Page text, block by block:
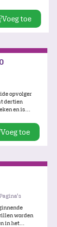
ook te
Voeg toe
opvolger
dertien
en is
online
Voeg toe
worden
in het